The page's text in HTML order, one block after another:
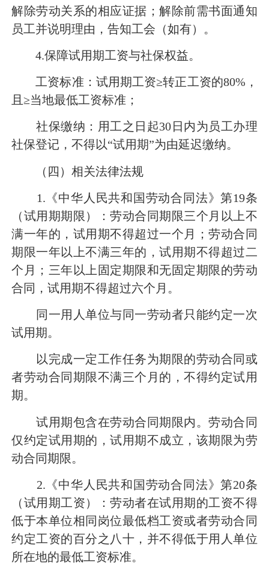
解除劳动关系的相应证据；解除前需书面通知
员工并说明理由，告知工会（如有）。
4.保障试用期工资与社保权益。
工资标准：试用期工资≥转正工资的80%，
且≥当地最低工资标准；
社保缴纳：用工之日起30日内为员工办理
社保登记，不得以“试用期”为由延迟缴纳。
（四）相关法律法规
1.《中华人民共和国劳动合同法》第19条
（试用期期限）：劳动合同期限三个月以上不
满一年的，试用期不得超过一个月；劳动合同
期限一年以上不满三年的，试用期不得超过二
个月；三年以上固定期限和无固定期限的劳动
合同，试用期不得超过六个月。
同一用人单位与同一劳动者只能约定一次
试用期。
以完成一定工作任务为期限的劳动合同或
者劳动合同期限不满三个月的，不得约定试用
期。
试用期包含在劳动合同期限内。劳动合同
仅约定试用期的，试用期不成立，该期限为劳
动合同期限。
2.《中华人民共和国劳动合同法》第20条
（试用期工资）：劳动者在试用期的工资不得
低于本单位相同岗位最低档工资或者劳动合同
约定工资的百分之八十，并不得低于用人单位
所在地的最低工资标准。